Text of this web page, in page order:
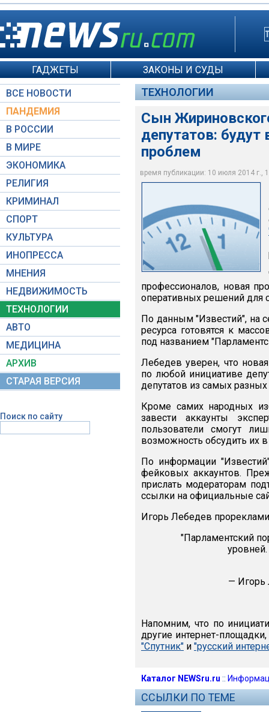
ГАДЖЕТЫ ЗАКОНЫ И СУДЫ
ВСЕ НОВОСТИ
ПАНДЕМИЯ
В РОССИИ
В МИРЕ
ЭКОНОМИКА
РЕЛИГИЯ
КРИМИНАЛ
СПОРТ
КУЛЬТУРА
ИНОПРЕССА
МНЕНИЯ
НЕДВИЖИМОСТЬ
ТЕХНОЛОГИИ
АВТО
МЕДИЦИНА
АРХИВ
СТАРАЯ ВЕРСИЯ
Поиск по сайту
ТЕХНОЛОГИИ
Сын
депутатов:
проблем
время публикации: 10 июля 2014 г.,
Игорь Лебедев
профессионалов, новая
оперативных решений для
По данным "Известий", на
ресурса готовятся к
под названием
Лебедев уверен, что
по любой инициативе
депутатов из самых
Кроме самих народных
завести аккаунты
пользователи смогут
возможность обсудить их в
По информации
фейковых аккаунтов.
прислать модераторам
ссылки на официальные
Игорь Лебедев
"Парламентский
— Игорь
Напомним, что по
другие интернет-
"Спутник" и "русский
Каталог NEWSru.ru ::
ССЫЛКИ ПО ТЕМЕ